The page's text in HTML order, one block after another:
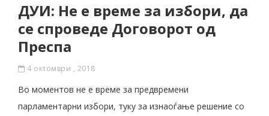
ДУИ: Не е време за избори, да
се спроведе Договорот од
Преспа
4 октомври , 2018
Во моментов не е време за предвремени
парламентарни избори, туку за изнаоѓање решение со